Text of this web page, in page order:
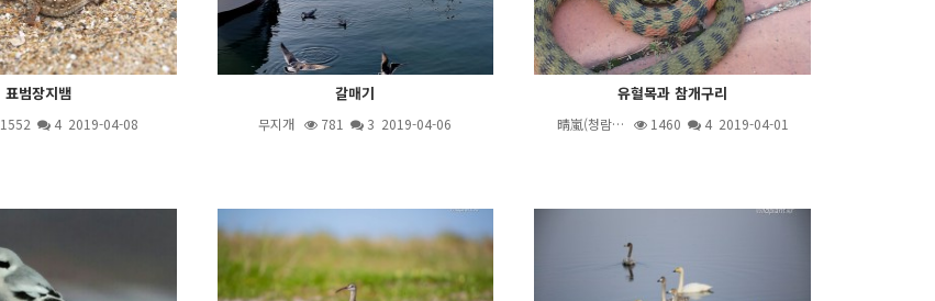
표범장지뱀
1552 4 2019-04-08
갈매기
무지개 781 3 2019-04-06
유혈목과 참개구리
晴嵐(청람… 1460 42019-04-01